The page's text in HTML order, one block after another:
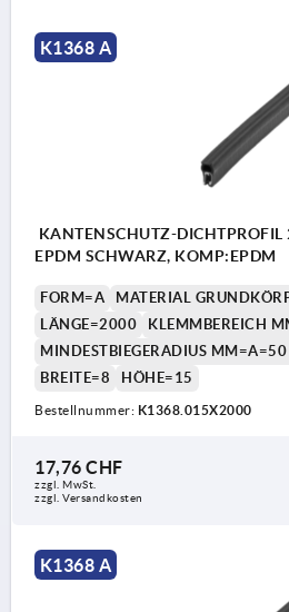
K1368 A
KANTENSCHUTZ-
EPDM SCHWARZ, KOMP:EPDM
FORM=A
MATERIAL
LÄNGE=2000
KLEMMBEREICH
MINDESTBIEGERADIUS
BREITE=8
HÖHE=15
Bestellnummer: K1368.015X2000
17,76 CHF
zzgl. MwSt.
zzgl. Versandkosten
K1368 A